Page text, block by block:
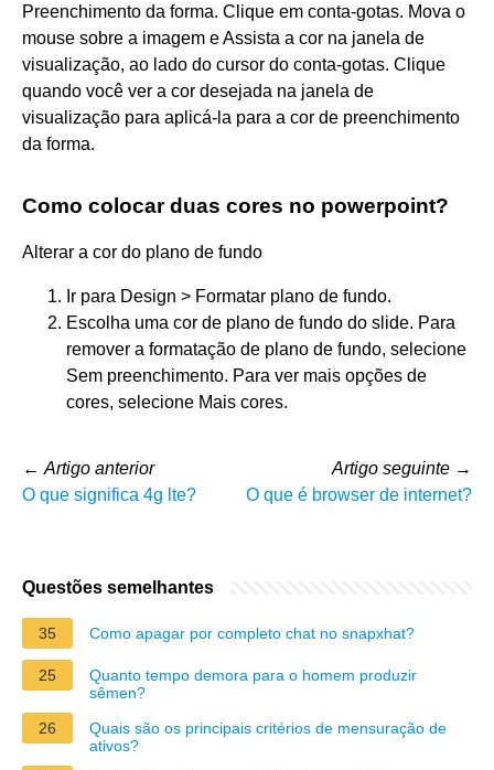
Preenchimento da forma. Clique em conta-gotas. Mova o
mouse sobre a imagem e Assista a cor na janela de
visualização, ao lado do cursor do conta-gotas. Clique
quando você ver a cor desejada na janela de
visualização para aplicá-la para a cor de preenchimento
da forma.
Como colocar duas cores no powerpoint?
Alterar a cor do plano de fundo
Ir para Design > Formatar plano de fundo.
Escolha uma cor de plano de fundo do slide. Para
remover a formatação de plano de fundo, selecione
Sem preenchimento. Para ver mais opções de
cores, selecione Mais cores.
← Artigo anterior
O que significa 4g lte?
Artigo seguinte →
O que é browser de internet?
Questões semelhantes
35 Como apagar por completo chat no snapxhat?
25
Quanto tempo demora para o homem produzir
sêmen?
26
Quais são os principais critérios de mensuração de
ativos?